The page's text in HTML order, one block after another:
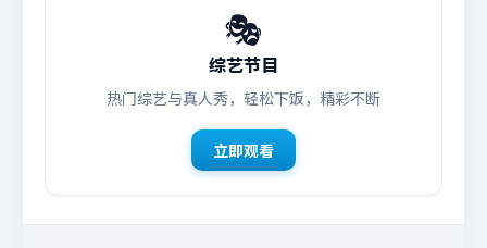
🎭
综艺节目
热门综艺与真人秀，轻松下饭，精彩不断
立即观看